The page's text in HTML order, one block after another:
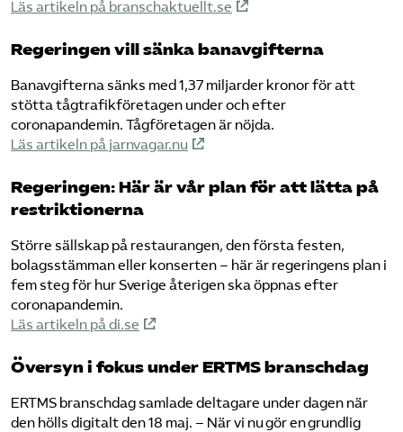
Läs artikeln på branschaktuellt.se
Regeringen vill sänka banavgifterna
Banavgifterna sänks med 1,37 miljarder kronor för att
stötta tågtrafikföretagen under och efter
coronapandemin. Tågföretagen är nöjda.
Läs artikeln på jarnvagar.nu
Regeringen: Här är vår plan för att lätta på
restriktionerna
Större sällskap på restaurangen, den första festen,
bolagsstämman eller konserten – här är regeringens plan i
fem steg för hur Sverige återigen ska öppnas efter
coronapandemin.
Läs artikeln på di.se
Översyn i fokus under ERTMS branschdag
ERTMS branschdag samlade deltagare under dagen när
den hölls digitalt den 18 maj. – När vi nu gör en grundlig